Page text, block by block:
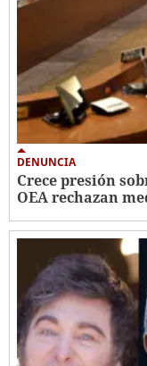
DENUNCIA
Crece presión
OEA rechazan